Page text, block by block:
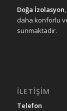
Doğa İzolasyon
daha konforlu
sunmaktadır.
İLETIŞIM
Telefon